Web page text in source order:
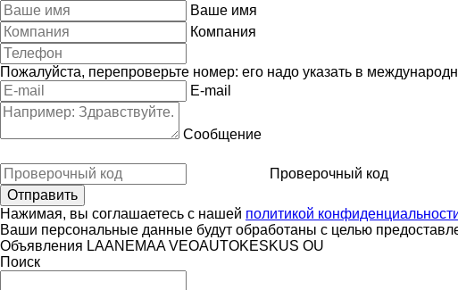
Ваше имя
Компания
Пожалуйста, перепроверьте номер: его надо указать в
E-mail
Сообщение
Проверочный код
Нажимая, вы соглашаетесь с нашей политикой
Ваши персональные данные будут обработаны с целью
Объявления LAANEMAA VEOAUTOKESKUS OU
Поиск